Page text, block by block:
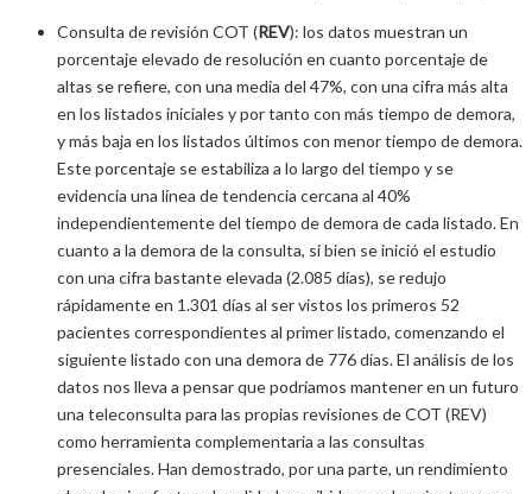
Consulta de revisión COT (REV): los datos muestran un
porcentaje elevado de resolución en cuanto porcentaje de
altas se refiere, con una media del 47%, con una cifra más alta
en los listados iniciales y por tanto con más tiempo de demora,
y más baja en los listados últimos con menor tiempo de demora.
Este porcentaje se estabiliza a lo largo del tiempo y se
evidencia una línea de tendencia cercana al 40%
independientemente del tiempo de demora de cada listado. En
cuanto a la demora de la consulta, si bien se inició el estudio
con una cifra bastante elevada (2.085 días), se redujo
rápidamente en 1.301 días al ser vistos los primeros 52
pacientes correspondientes al primer listado, comenzando el
siguiente listado con una demora de 776 días. El análisis de los
datos nos lleva a pensar que podríamos mantener en un futuro
una teleconsulta para las propias revisiones de COT (REV)
como herramienta complementaria a las consultas
presenciales. Han demostrado, por una parte, un rendimiento